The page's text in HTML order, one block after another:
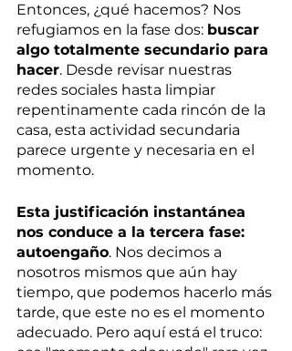
Entonces, ¿qué hacemos? Nos
refugiamos en la fase dos: buscar
algo totalmente secundario para
hacer. Desde revisar nuestras
redes sociales hasta limpiar
repentinamente cada rincón de la
casa, esta actividad secundaria
parece urgente y necesaria en el
momento.
Esta justificación instantánea
nos conduce a la tercera fase:
autoengaño. Nos decimos a
nosotros mismos que aún hay
tiempo, que podemos hacerlo más
tarde, que este no es el momento
adecuado. Pero aquí está el truco: